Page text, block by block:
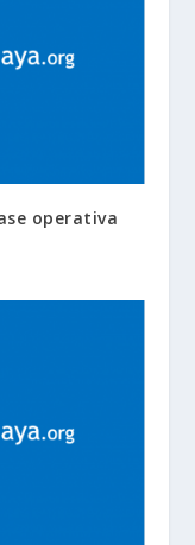
operativa